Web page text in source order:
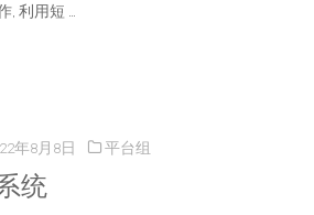
, 利用短 …
年8月8日 平台组
统